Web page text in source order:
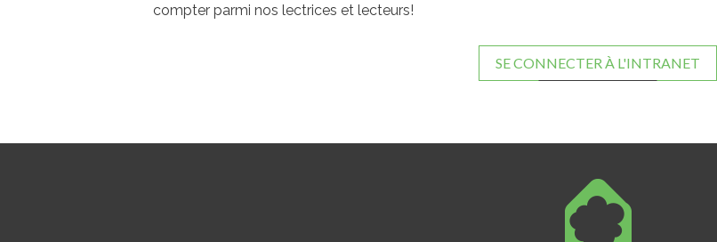
compter parmi nos lectrices et lecteurs!
SE CONNECTER À L'INTRANET